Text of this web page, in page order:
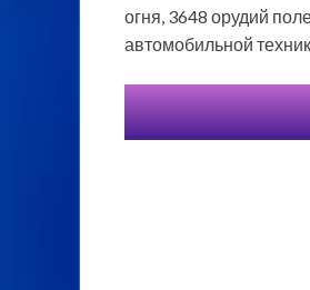
огня, 3648 орудий
автомобильной